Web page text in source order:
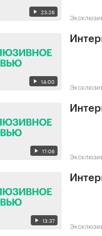
23:26
14:00
17:06
13:37